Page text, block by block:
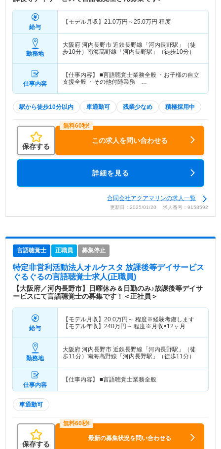
給与
【モデル月収】 21.0万円～25.0万円 程度
勤務地
大阪府 河内長野市 近鉄長野線「河内長野駅」（徒
歩10分）南海高野線「河内長野駅」（徒歩10分）
仕事内容
【仕事内容】 ■言語聴覚士業務全般 ・お子様の自立
支援全般 ・その他付随業務 …
駅から徒歩10分以内 車通勤可 残業少なめ 積極採用中
保存する
この求人を問い合わせる
詳細を見る
合同会社アクアマリンの求人一覧
更新日：2025/01/20 求人番号：9158592
言語聴覚士 正職員 募集停止
特定非営利活動法人オルケスタ 放課後等デイサービス
ぐるぐるの言語聴覚士求人(正職員)
【大阪府／河内長野市】日曜休み＆日勤のみ♪放課後等デイサ
ービスにて言語聴覚士の募集です！＜正社員＞
給与
【モデル月収】 20.0万円～ 程度※経験考慮します
【モデル年収】 240万円～ 程度※月収×12ヶ月
勤務地
大阪府 河内長野市 近鉄長野線「河内長野駅」（徒
歩11分）南海高野線「河内長野駅」（徒歩11分）
仕事内容
【仕事内容】 ■言語聴覚士業務全般
車通勤可
保存する
最新の募集状況を問い合わせる